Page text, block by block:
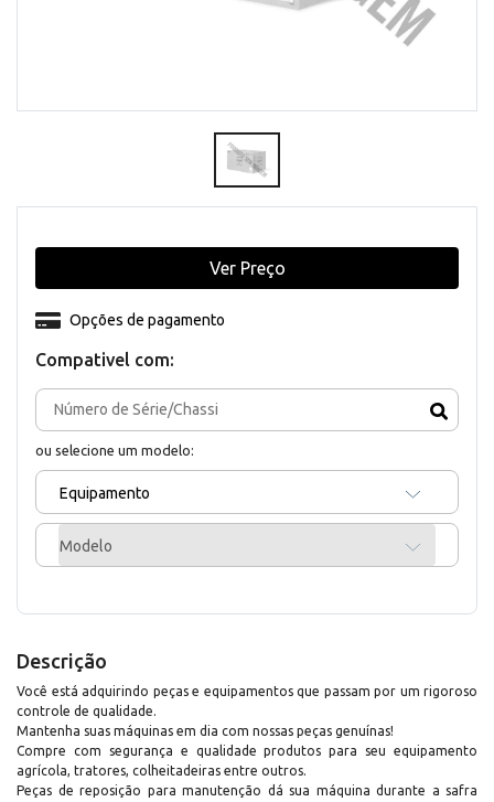
Compativel com:
ou selecione um modelo:
Equipamento
Modelo
Opções de pagamento
Ver Preço
Descrição
Você está adquirindo peças e equipamentos que passam por um rigoroso
controle de qualidade.
Mantenha suas máquinas em dia com nossas peças genuínas!
Compre com segurança e qualidade produtos para seu equipamento
agrícola, tratores, colheitadeiras entre outros.
Peças de reposição para manutenção dá sua máquina durante a safra